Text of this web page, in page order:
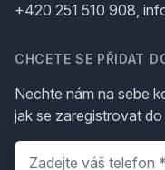
+420 251 510 908,
CHCETE SE PŘIDAT
Nechte nám na sebe
jak se zaregistrovat
Telefon